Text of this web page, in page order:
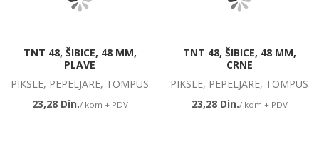
TNT 48, ŠIBICE, 48 MM,
PLAVE
PIKSLE, PEPELJARE, TOMPUS
23,28 Din./ kom + PDV
TNT 48, ŠIBICE, 48 MM,
CRNE
PIKSLE, PEPELJARE, TOMPUS
23,28 Din./ kom + PDV